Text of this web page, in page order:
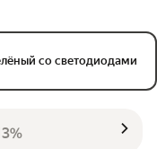
со светодиодами